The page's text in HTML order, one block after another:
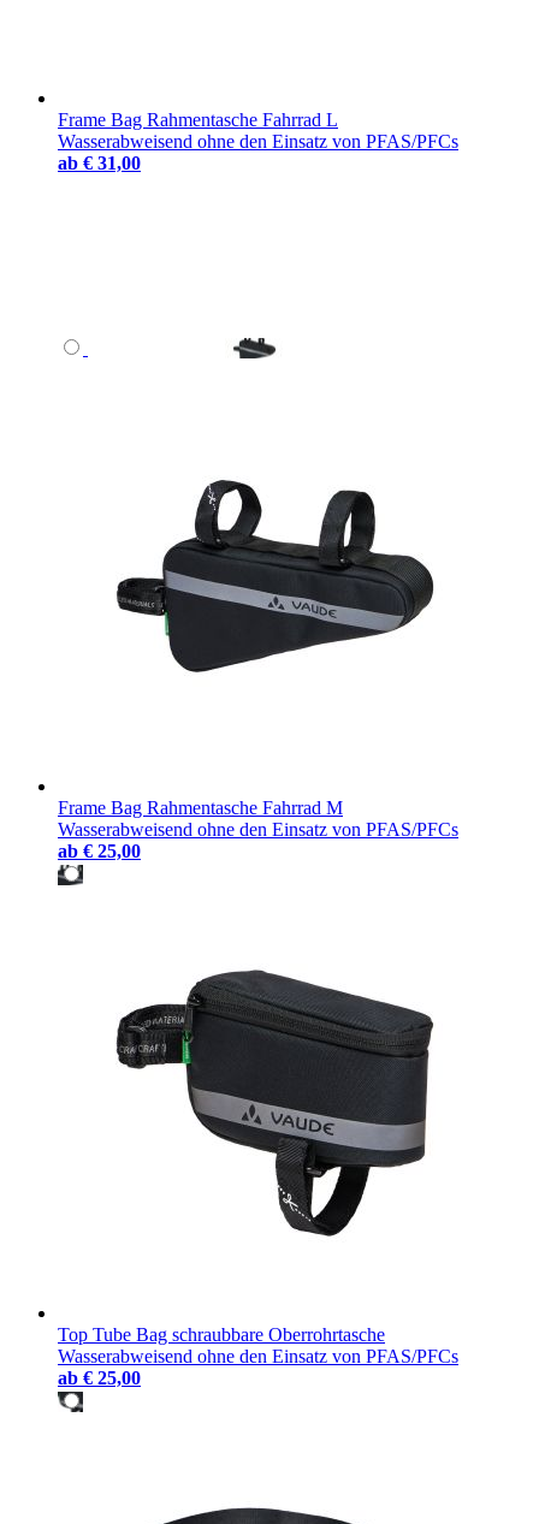
Frame Bag Rahmentasche Fahrrad L
Wasserabweisend ohne den Einsatz von PFAS/PFCs
ab € 31,00
Frame Bag Rahmentasche Fahrrad M
Wasserabweisend ohne den Einsatz von PFAS/PFCs
ab € 25,00
Top Tube Bag schraubbare Oberrohrtasche
Wasserabweisend ohne den Einsatz von PFAS/PFCs
ab € 25,00